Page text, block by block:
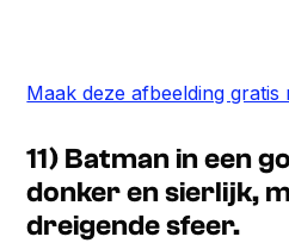
Maak deze afbeelding gratis
11) Batman in een
donker en sierlijk,
dreigende sfeer.